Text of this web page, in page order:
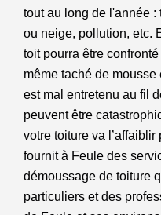
tout au long de l'année
ou neige, pollution, etc.
toit pourra être
même taché de
est mal entretenu au fil
peuvent être
votre toiture va
fournit à Feule des
démoussage de toiture
particuliers et des